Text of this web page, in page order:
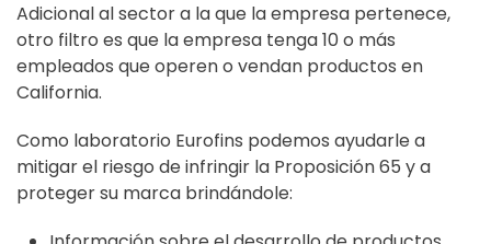
Adicional al sector a la que la empresa pertenece,
otro filtro es que la empresa tenga 10 o más
empleados que operen o vendan productos en
California.
Como laboratorio Eurofins podemos ayudarle a
mitigar el riesgo de infringir la Proposición 65 y a
proteger su marca brindándole: